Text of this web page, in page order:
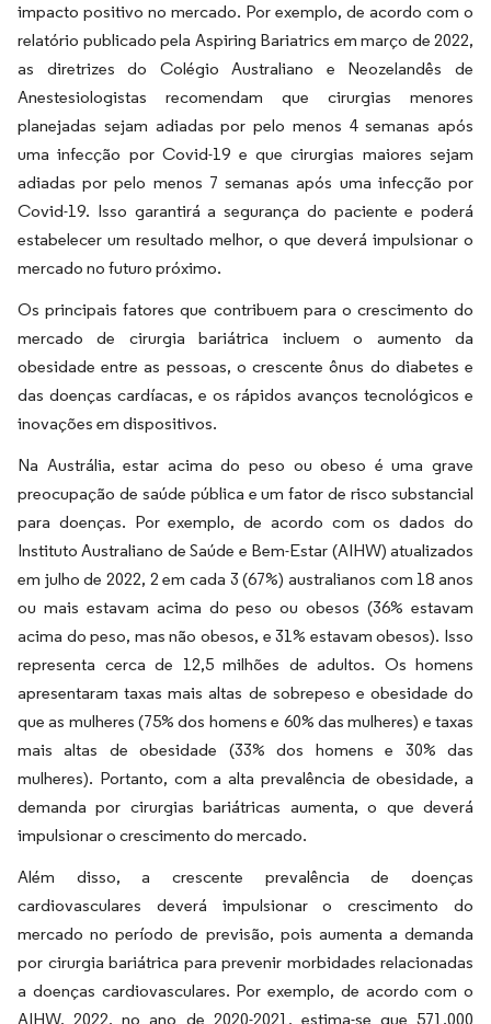
impacto positivo no mercado. Por exemplo, de acordo com o
relatório publicado pela Aspiring Bariatrics em março de 2022,
as diretrizes do Colégio Australiano e Neozelandês de
Anestesiologistas recomendam que cirurgias menores
planejadas sejam adiadas por pelo menos 4 semanas após
uma infecção por Covid-19 e que cirurgias maiores sejam
adiadas por pelo menos 7 semanas após uma infecção por
Covid-19. Isso garantirá a segurança do paciente e poderá
estabelecer um resultado melhor, o que deverá impulsionar o
mercado no futuro próximo.
Os principais fatores que contribuem para o crescimento do
mercado de cirurgia bariátrica incluem o aumento da
obesidade entre as pessoas, o crescente ônus do diabetes e
das doenças cardíacas, e os rápidos avanços tecnológicos e
inovações em dispositivos.
Na Austrália, estar acima do peso ou obeso é uma grave
preocupação de saúde pública e um fator de risco substancial
para doenças. Por exemplo, de acordo com os dados do
Instituto Australiano de Saúde e Bem-Estar (AIHW) atualizados
em julho de 2022, 2 em cada 3 (67%) australianos com 18 anos
ou mais estavam acima do peso ou obesos (36% estavam
acima do peso, mas não obesos, e 31% estavam obesos). Isso
representa cerca de 12,5 milhões de adultos. Os homens
apresentaram taxas mais altas de sobrepeso e obesidade do
que as mulheres (75% dos homens e 60% das mulheres) e taxas
mais altas de obesidade (33% dos homens e 30% das
mulheres). Portanto, com a alta prevalência de obesidade, a
demanda por cirurgias bariátricas aumenta, o que deverá
impulsionar o crescimento do mercado.
Além disso, a crescente prevalência de doenças
cardiovasculares deverá impulsionar o crescimento do
mercado no período de previsão, pois aumenta a demanda
por cirurgia bariátrica para prevenir morbidades relacionadas
a doenças cardiovasculares. Por exemplo, de acordo com o
AIHW, 2022, no ano de 2020-2021, estima-se que 571.000